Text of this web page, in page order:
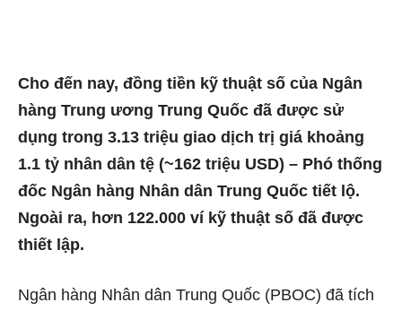
Cho đến nay, đồng tiền kỹ thuật số của Ngân
hàng Trung ương Trung Quốc đã được sử
dụng trong 3.13 triệu giao dịch trị giá khoảng
1.1 tỷ nhân dân tệ (~162 triệu USD) – Phó thống
đốc Ngân hàng Nhân dân Trung Quốc tiết lộ.
Ngoài ra, hơn 122.000 ví kỹ thuật số đã được
thiết lập.
Ngân hàng Nhân dân Trung Quốc (PBOC) đã tích